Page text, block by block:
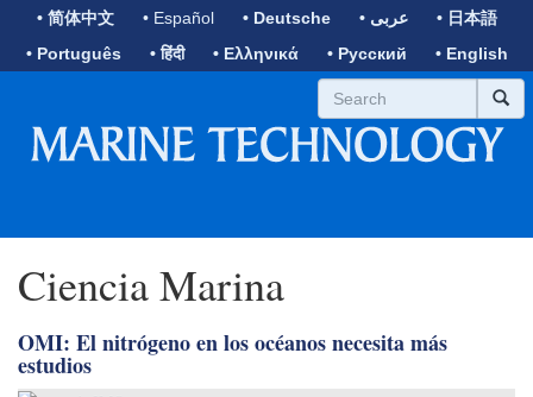
• 简体中文 • Español • Deutsche • عربى
• 日本語
• Português
• हिंदी • Ελληνικά • Русский • English
Ciencia Marina
OMI: El nitrógeno en los océanos necesita más
estudios